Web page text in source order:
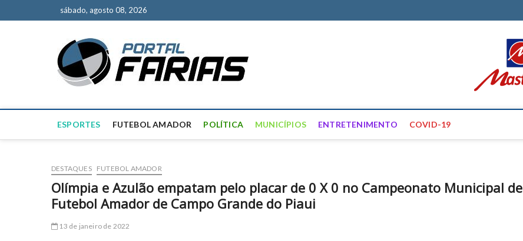
k
n
sábado, agosto 08, 2026
ESPORTES FUTEBOL AMADOR POLÍTICA MUNICÍPIOS ENTRETENIMENTO COVID-19
DESTAQUES FUTEBOL AMADOR
Olímpia e Azulão empatam pelo placar de 0 X 0 no Campeonato Municipal de
Futebol Amador de Campo Grande do Piaui
13 de janeiro de 2022